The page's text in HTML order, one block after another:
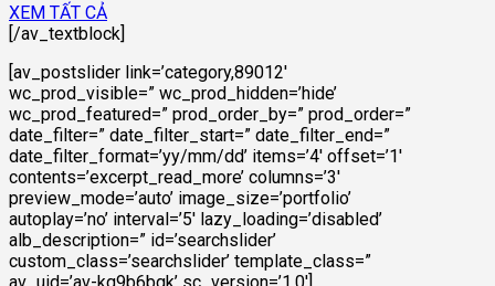
XEM TẤT CẢ
[/av_textblock]
[av_postslider link=’category,89012′
wc_prod_visible=” wc_prod_hidden=’hide’
wc_prod_featured=” prod_order_by=” prod_order=”
date_filter=” date_filter_start=” date_filter_end=”
date_filter_format=’yy/mm/dd’ items=’4′ offset=’1′
contents=’excerpt_read_more’ columns=’3′
preview_mode=’auto’ image_size=’portfolio’
autoplay=’no’ interval=’5′ lazy_loading=’disabled’
alb_description=” id=’searchslider’
custom_class=’searchslider’ template_class=”